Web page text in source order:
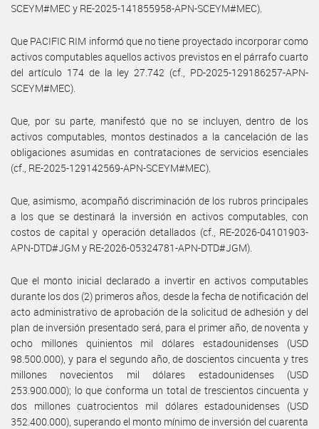
SCEYM#MEC y RE-2025-141855958-APN-SCEYM#MEC).
Que PACIFIC RIM informó que no tiene proyectado incorporar como
activos computables aquellos activos previstos en el párrafo cuarto
del artículo 174 de la ley 27.742 (cf., PD-2025-129186257-APN-
SCEYM#MEC).
Que, por su parte, manifestó que no se incluyen, dentro de los
activos computables, montos destinados a la cancelación de las
obligaciones asumidas en contrataciones de servicios esenciales
(cf., RE-2025-129142569-APN-SCEYM#MEC).
Que, asimismo, acompañó discriminación de los rubros principales
a los que se destinará la inversión en activos computables, con
costos de capital y operación detallados (cf., RE-2026-04101903-
APN-DTD#JGM y RE-2026-05324781-APN-DTD#JGM).
Que el monto inicial declarado a invertir en activos computables
durante los dos (2) primeros años, desde la fecha de notificación del
acto administrativo de aprobación de la solicitud de adhesión y del
plan de inversión presentado será, para el primer año, de noventa y
ocho millones quinientos mil dólares estadounidenses (USD
98.500.000), y para el segundo año, de doscientos cincuenta y tres
millones novecientos mil dólares estadounidenses (USD
253.900.000); lo que conforma un total de trescientos cincuenta y
dos millones cuatrocientos mil dólares estadounidenses (USD
352.400.000), superando el monto mínimo de inversión del cuarenta